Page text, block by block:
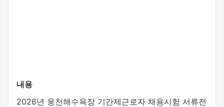
내용
2026년 웅천해수욕장 기간제근로자 채용시험 서류전